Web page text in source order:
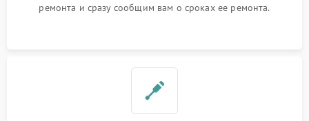
ремонта и сразу сообщим вам о сроках ее ремонта.